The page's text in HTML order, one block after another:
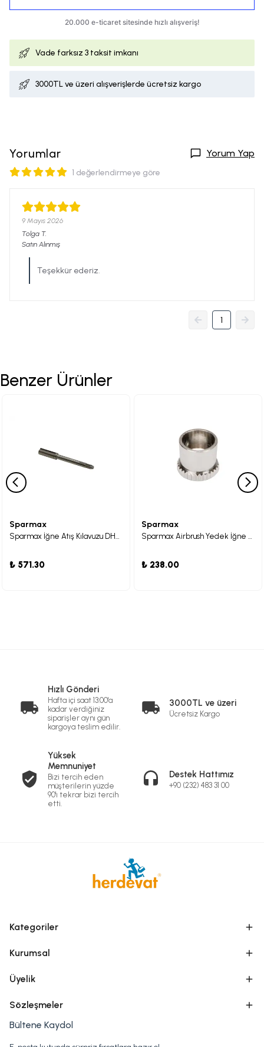
Vade farksız 3 taksit imkanı
3000TL ve üzeri alışverişlerde ücretsiz kargo
Yorumlar Yorum Yap
1 değerlendirmeye göre
9 Mayıs 2026
Tolga T.
Satın Alınmış
Teşekkür ederiz.
1
Benzer Ürünler
Sparmax
Sparmax İğne Atış Kılavuzu DH-125 ve DH-115 Serileri için
₺ 571.30
Sparmax
Sparmax Airbrush Yedek İğne Başlığı DH-3
₺ 238.00
Hızlı Gönderi
Hafta içi saat 13:00'a
kadar verdiğiniz
siparişler aynı gün
kargoya teslim edilir.
3000TL ve üzeri
Ücretsiz Kargo
Yüksek
Memnuniyet
Bizi tercih eden
müşterilerin yüzde
90'ı tekrar bizi tercih
etti.
Destek Hattımız
+90 (232) 483 31 00
Kategoriler
Kurumsal
Üyelik
Sözleşmeler
Bültene Kaydol